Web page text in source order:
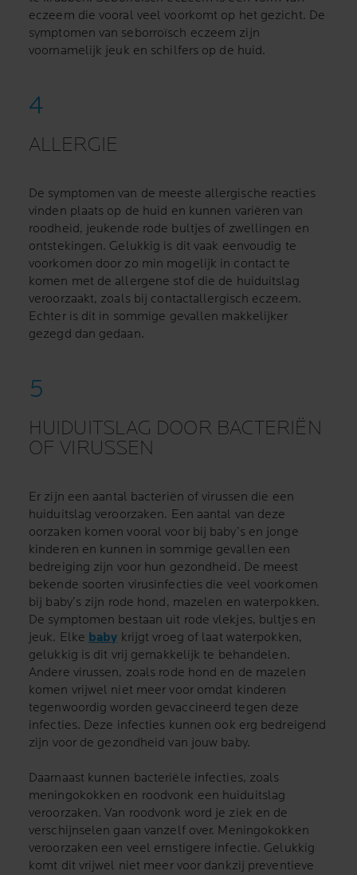
eczeem die vooral veel voorkomt op het gezicht. De
symptomen van seborroïsch eczeem zijn
voornamelijk jeuk en schilfers op de huid.
ALLERGIE
De symptomen van de meeste allergische reacties
vinden plaats op de huid en kunnen variëren van
roodheid, jeukende rode bultjes of zwellingen en
ontstekingen. Gelukkig is dit vaak eenvoudig te
voorkomen door zo min mogelijk in contact te
komen met de allergene stof die de huiduitslag
veroorzaakt, zoals bij contactallergisch eczeem.
Echter is dit in sommige gevallen makkelijker
gezegd dan gedaan.
HUIDUITSLAG DOOR BACTERIËN
OF VIRUSSEN
Er zijn een aantal bacteriën of virussen die een
huiduitslag veroorzaken. Een aantal van deze
oorzaken komen vooral voor bij baby’s en jonge
kinderen en kunnen in sommige gevallen een
bedreiging zijn voor hun gezondheid. De meest
bekende soorten virusinfecties die veel voorkomen
bij baby’s zijn rode hond, mazelen en waterpokken.
De symptomen bestaan uit rode vlekjes, bultjes en
jeuk. Elke baby krijgt vroeg of laat waterpokken,
gelukkig is dit vrij gemakkelijk te behandelen.
Andere virussen, zoals rode hond en de mazelen
komen vrijwel niet meer voor omdat kinderen
tegenwoordig worden gevaccineerd tegen deze
infecties. Deze infecties kunnen ook erg bedreigend
zijn voor de gezondheid van jouw baby.
Daarnaast kunnen bacteriële infecties, zoals
meningokokken en roodvonk een huiduitslag
veroorzaken. Van roodvonk word je ziek en de
verschijnselen gaan vanzelf over. Meningokokken
veroorzaken een veel ernstigere infectie. Gelukkig
komt dit vrijwel niet meer voor dankzij preventieve